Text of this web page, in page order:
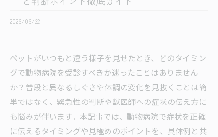
2026/06/22
ペットがいつもと違う様子を見せたとき、どのタイミン
グで動物病院を受診すべきか迷ったことはありません
か？普段と異なるしぐさや体調の変化を見抜くことは簡
単ではなく、緊急性の判断や獣医師への症状の伝え方に
も悩みが伴います。本記事では、動物病院で症状を正確
に伝えるタイミングや見極めのポイントを、具体例と共